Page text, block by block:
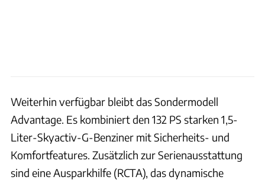
Weiterhin verfügbar bleibt das Sondermodell
Advantage. Es kombiniert den 132 PS starken 1,5-
Liter-Skyactiv-G-Benziner mit Sicherheits- und
Komfortfeatures. Zusätzlich zur Serienausstattung
sind eine Ausparkhilfe (RCTA), das dynamische